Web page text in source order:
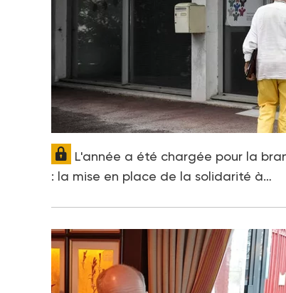
L'année a été chargée pour la
: la mise en place de la solidarité à…